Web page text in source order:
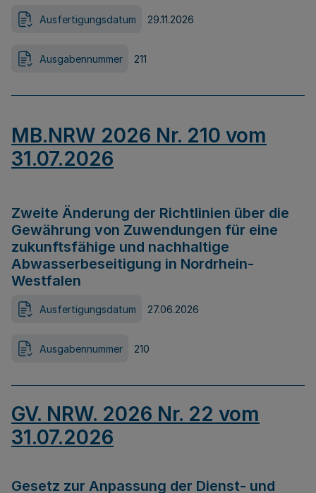
Ausfertigungsdatum 29.11.2026
Ausgabennummer 211
MB.NRW 2026 Nr. 210 vom
31.07.2026
Zweite Änderung der Richtlinien über die
Gewährung von Zuwendungen für eine
zukunftsfähige und nachhaltige
Abwasserbeseitigung in Nordrhein-
Westfalen
Ausfertigungsdatum 27.06.2026
Ausgabennummer 210
GV. NRW. 2026 Nr. 22 vom
31.07.2026
Gesetz zur Anpassung der Dienst- und